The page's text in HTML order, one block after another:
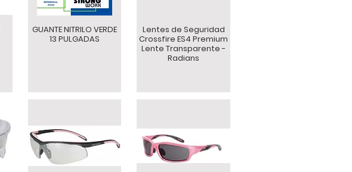
GUANTE NITRILO VERDE
13 PULGADAS
Lentes de Seguridad
Crossfire ES4 Premium
Lente Transparente -
Radians